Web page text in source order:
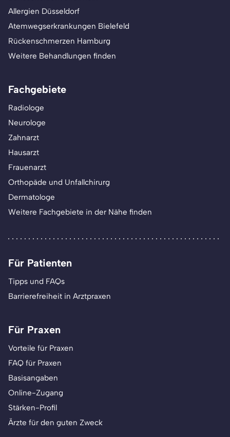
Allergien Düsseldorf
Atemwegserkrankungen Bielefeld
Rückenschmerzen Hamburg
Weitere Behandlungen finden
Fachgebiete
Radiologe
Neurologe
Zahnarzt
Hausarzt
Frauenarzt
Orthopäde und Unfallchirurg
Dermatologe
Weitere Fachgebiete in der Nähe finden
Für Patienten
Tipps und FAQs
Barrierefreiheit in Arztpraxen
Für Praxen
Vorteile für Praxen
FAQ für Praxen
Basisangaben
Online-Zugang
Stärken-Profil
Ärzte für den guten Zweck